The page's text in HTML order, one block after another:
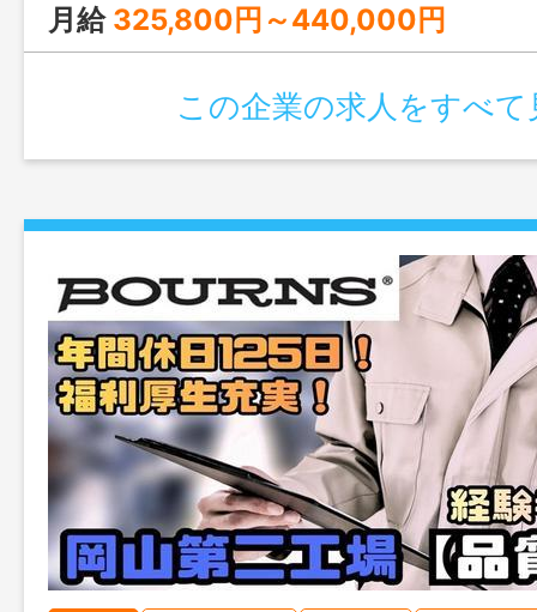
月給 325,800円～440,000円
この企業の求人をすべて